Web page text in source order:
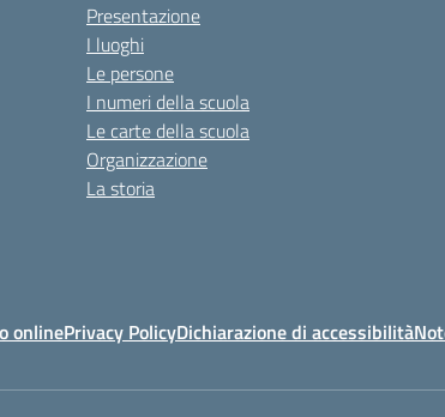
Presentazione
I luoghi
Le persone
I numeri della scuola
Le carte della scuola
Organizzazione
La storia
onlinePrivacy PolicyDichiarazione di accessibilità